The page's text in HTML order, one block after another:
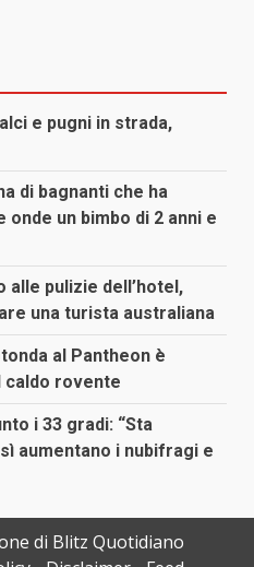
e pugni in strada,
di bagnanti che ha
un bimbo di 2 anni e
pulizie dell’hotel,
una turista australiana
al Pantheon è
caldo rovente
i 33 gradi: “Sta
aumentano i nubifragi e
di Blitz Quotidiano